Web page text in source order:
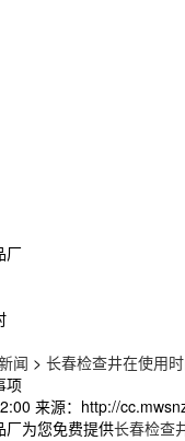
厂
闻 > 长春检查井在使用
项
来源： http://
厂为您免费提供长春检查